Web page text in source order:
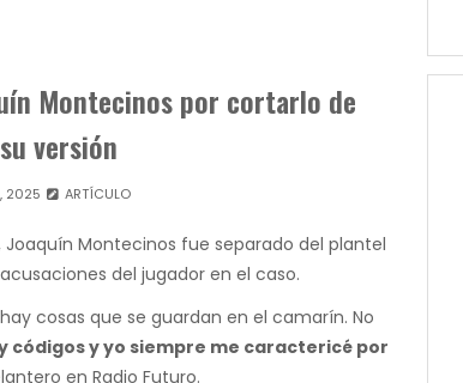
Montecinos por cortarlo de
versión
2025 ARTÍCULO
Joaquín Montecinos fue separado del plantel
del jugador en el caso.
cosas que se guardan en el camarín. No
códigos y yo siempre me caractericé por
en Radio Futuro.